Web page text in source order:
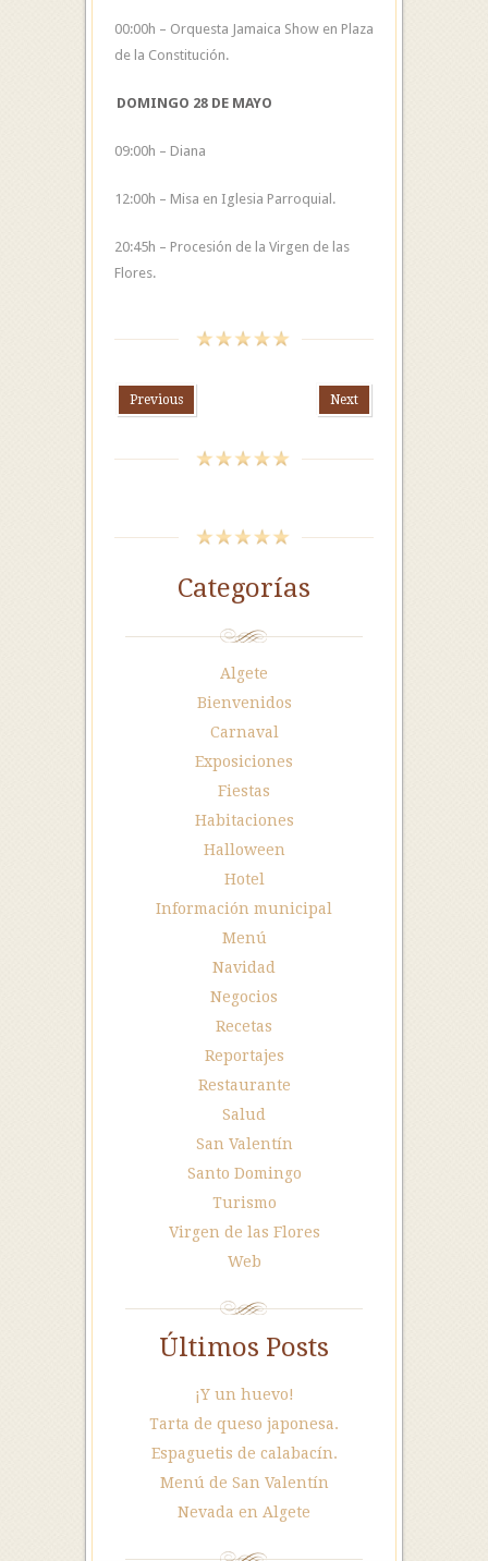
00:00h – Orquesta Jamaica Show en Plaza
de la Constitución.
DOMINGO 28 DE MAYO
09:00h – Diana
12:00h – Misa en Iglesia Parroquial.
20:45h – Procesión de la Virgen de las
Flores.
Previous Next
Categorías
Algete
Bienvenidos
Carnaval
Exposiciones
Fiestas
Habitaciones
Halloween
Hotel
Información municipal
Menú
Navidad
Negocios
Recetas
Reportajes
Restaurante
Salud
San Valentín
Santo Domingo
Turismo
Virgen de las Flores
Web
Últimos Posts
¡Y un huevo!
Tarta de queso japonesa.
Espaguetis de calabacín.
Menú de San Valentín
Nevada en Algete